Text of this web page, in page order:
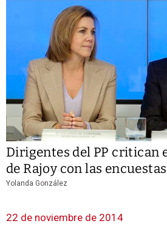
Dirigentes del PP critican
de Rajoy con las
Yolanda González
22 de noviembre de 2014